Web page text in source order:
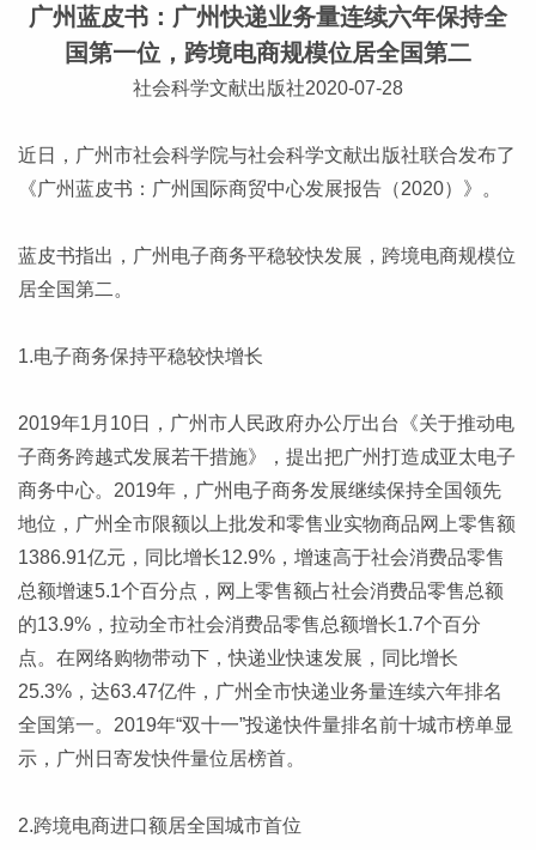
广州蓝皮书：广州快递业务量连续六年保持全
国第一位，跨境电商规模位居全国第二
社会科学文献出版社2020-07-28
近日，广州市社会科学院与社会科学文献出版社联合发布了
《广州蓝皮书：广州国际商贸中心发展报告（2020）》。
蓝皮书指出，广州电子商务平稳较快发展，跨境电商规模位
居全国第二。
1.电子商务保持平稳较快增长
2019年1月10日，广州市人民政府办公厅出台《关于推动电
子商务跨越式发展若干措施》，提出把广州打造成亚太电子
商务中心。2019年，广州电子商务发展继续保持全国领先
地位，广州全市限额以上批发和零售业实物商品网上零售额
1386.91亿元，同比增长12.9%，增速高于社会消费品零售
总额增速5.1个百分点，网上零售额占社会消费品零售总额
的13.9%，拉动全市社会消费品零售总额增长1.7个百分
点。在网络购物带动下，快递业快速发展，同比增长
25.3%，达63.47亿件，广州全市快递业务量连续六年排名
全国第一。2019年“双十一”投递快件量排名前十城市榜单显
示，广州日寄发快件量位居榜首。
2.跨境电商进口额居全国城市首位